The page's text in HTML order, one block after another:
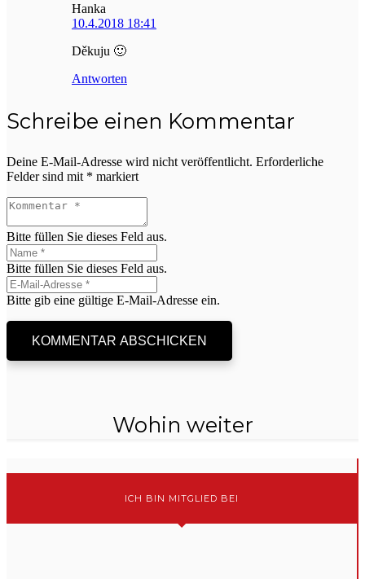
Hanka
10.4.2018 18:41
Děkuju 🙂
Antworten
Schreibe einen Kommentar
Deine E-Mail-Adresse wird nicht veröffentlicht. Erforderliche
Felder sind mit * markiert
Bitte füllen Sie dieses Feld aus.
Bitte füllen Sie dieses Feld aus.
Bitte gib eine gültige E-Mail-Adresse ein.
KOMMENTAR ABSCHICKEN
Wohin weiter
ICH BIN MITGLIED BEI